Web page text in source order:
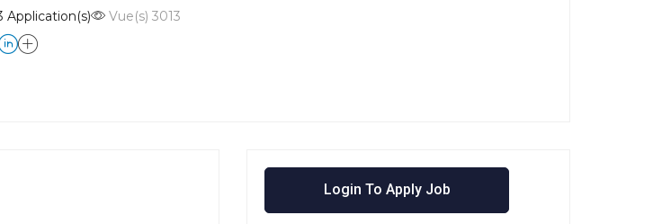
Application(s) Vue(s) 3013
Login To Apply Job